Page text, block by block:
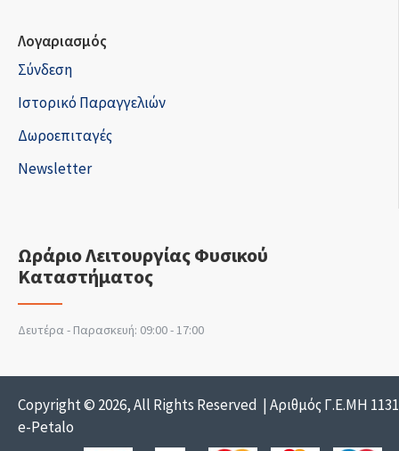
Λογαριασμός
Σύνδεση
Ιστορικό Παραγγελιών
Δωροεπιταγές
Newsletter
Ωράριο Λειτουργίας Φυσικού
Καταστήματος
Δευτέρα - Παρασκευή: 09:00 - 17:00
Copyright © 2026, All Rights Reserved | Αριθμός Γ.Ε.ΜΗ
e-Petalo